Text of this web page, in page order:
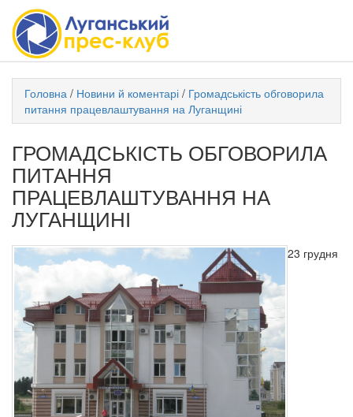
Головна / Новини й коментарі / Громадськість обговорила
питання працевлаштування на Луганщині
ГРОМАДСЬКІСТЬ ОБГОВОРИЛА
ПИТАННЯ
ПРАЦЕВЛАШТУВАННЯ НА
ЛУГАНЩИНІ
23 грудня